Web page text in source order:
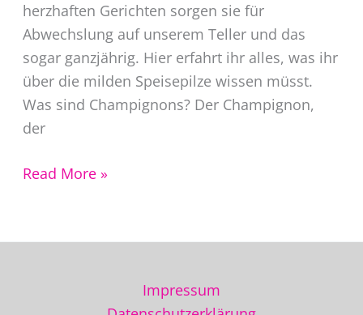
herzhaften Gerichten sorgen sie für
Abwechslung auf unserem Teller und das
sogar ganzjährig. Hier erfahrt ihr alles, was ihr
über die milden Speisepilze wissen müsst.
Was sind Champignons? Der Champignon,
der
Saisonkalender
Read More »
Impressum